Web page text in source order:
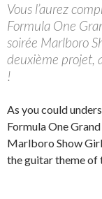
Vous l’aurez
Formula One
soirée Marlboro
deuxième projet,
!
As you could
Formula One
Marlboro Show
the guitar theme of